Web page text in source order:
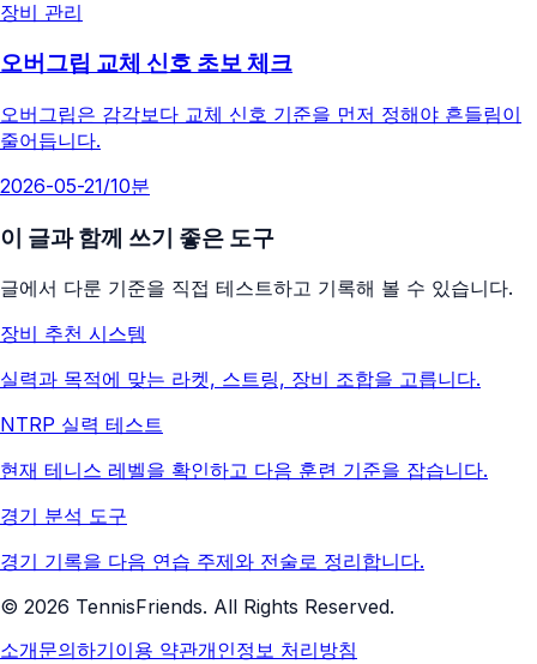
장비 관리
오버그립 교체 신호 초보 체크
오버그립은 감각보다 교체 신호 기준을 먼저 정해야 흔들림이
줄어듭니다.
2026-05-21/10분
이 글과 함께 쓰기 좋은 도구
글에서 다룬 기준을 직접 테스트하고 기록해 볼 수 있습니다.
장비 추천 시스템
실력과 목적에 맞는 라켓, 스트링, 장비 조합을 고릅니다.
NTRP 실력 테스트
현재 테니스 레벨을 확인하고 다음 훈련 기준을 잡습니다.
경기 분석 도구
경기 기록을 다음 연습 주제와 전술로 정리합니다.
© 2026 TennisFriends. All Rights Reserved.
소개문의하기이용 약관개인정보 처리방침